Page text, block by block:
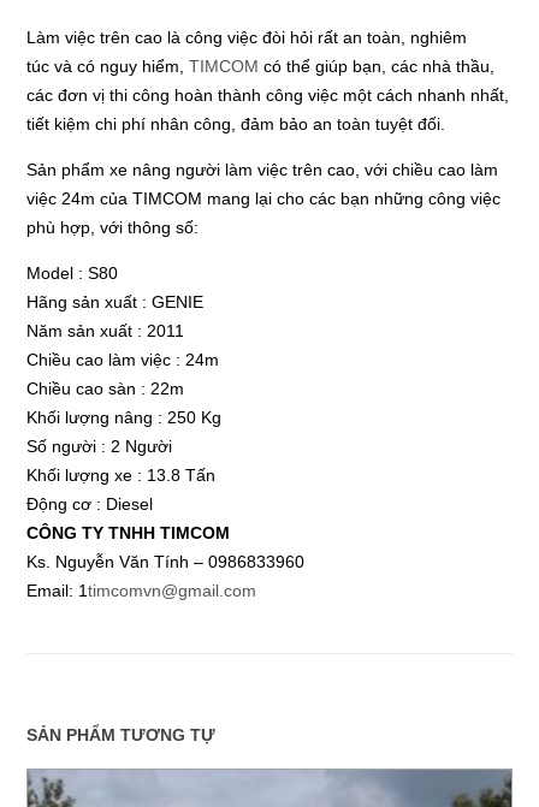
Làm việc trên cao là công việc đòi hỏi rất an toàn, nghiêm
túc và có nguy hiểm, TIMCOM có thể giúp bạn, các nhà thầu,
các đơn vị thi công hoàn thành công việc một cách nhanh nhất,
tiết kiệm chi phí nhân công, đảm bảo an toàn tuyệt đối.
Sản phẩm xe nâng người làm việc trên cao, với chiều cao làm
việc 24m của TIMCOM mang lại cho các bạn những công việc
phù hợp, với thông số:
Model : S80
Hãng sản xuất : GENIE
Năm sản xuất : 2011
Chiều cao làm việc : 24m
Chiều cao sàn : 22m
Khối lượng nâng : 250 Kg
Số người : 2 Người
Khối lượng xe : 13.8 Tấn
Động cơ : Diesel
CÔNG TY TNHH TIMCOM
Ks. Nguyễn Văn Tính – 0986833960
Email: 1timcomvn@gmail.com
SẢN PHẨM TƯƠNG TỰ